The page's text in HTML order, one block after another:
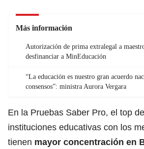
Más información
Autorización de prima extralegal a
desfinanciar a MinEducación
“La educación es nuestro gran acuerdo
consensos”: ministra Aurora Vergara
En la Pruebas Saber Pro, el top
instituciones educativas con los
tienen mayor concentración en